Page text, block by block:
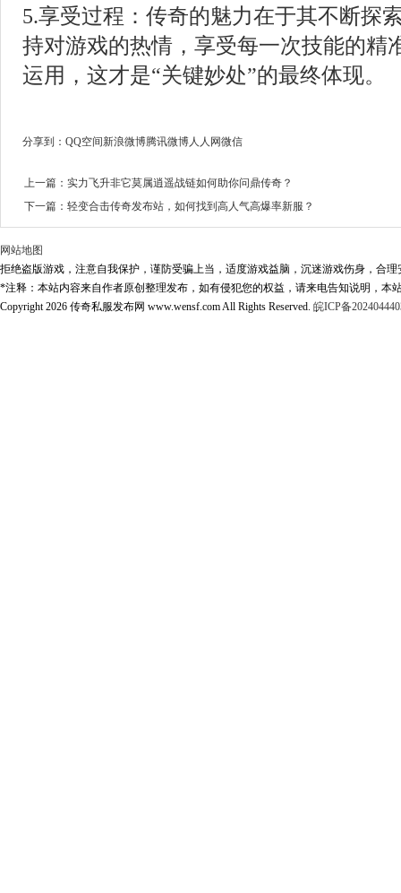
5.享受过程：传奇的魅力在于其不断探
持对游戏的热情，享受每一次技能的精
运用，这才是“关键妙处”的最终体现。
分享到： QQ空间新浪微博腾讯微博人人网微信
上一篇：实力飞升非它莫属逍遥战链如何助你问鼎传奇？
下一篇：轻变合击传奇发布站，如何找到高人气高爆率新服？
网站地图
拒绝盗版游戏，注意自我保护，谨防受骗上当，适度游戏益脑，沉迷游戏伤身，合
*注释：本站内容来自作者原创整理发布，如有侵犯您的权益，请来电告知说明，本
Copyright 2026 传奇私服发布网 www.wensf.com All Rights Reserved. 皖ICP备